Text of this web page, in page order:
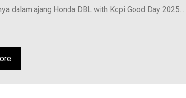
dalam ajang Honda DBL with Kopi Good Day 2025...